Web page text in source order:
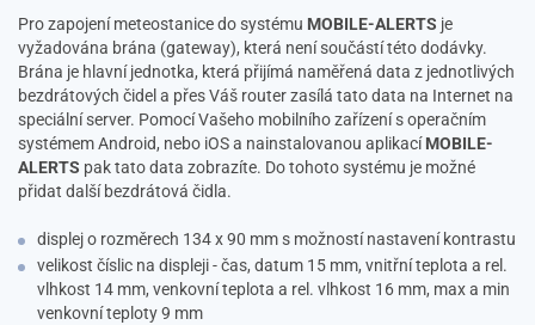
Pro zapojení meteostanice do systému MOBILE-ALERTS je
vyžadována brána (gateway), která není součástí této dodávky.
Brána je hlavní jednotka, která přijímá naměřená data z jednotlivých
bezdrátových čidel a přes Váš router zasílá tato data na Internet na
speciální server. Pomocí Vašeho mobilního zařízení s operačním
systémem Android, nebo iOS a nainstalovanou aplikacíMOBILE-
ALERTS pak tato data zobrazíte. Do tohoto systému je možné
přidat další bezdrátová čidla.
displej o rozměrech 134 x 90 mm s možností nastavení kontrastu
velikost číslic na displeji - čas, datum 15 mm, vnitřní teplota a rel.
vlhkost 14 mm, venkovní teplota a rel. vlhkost 16 mm, max a min
venkovní teploty 9 mm